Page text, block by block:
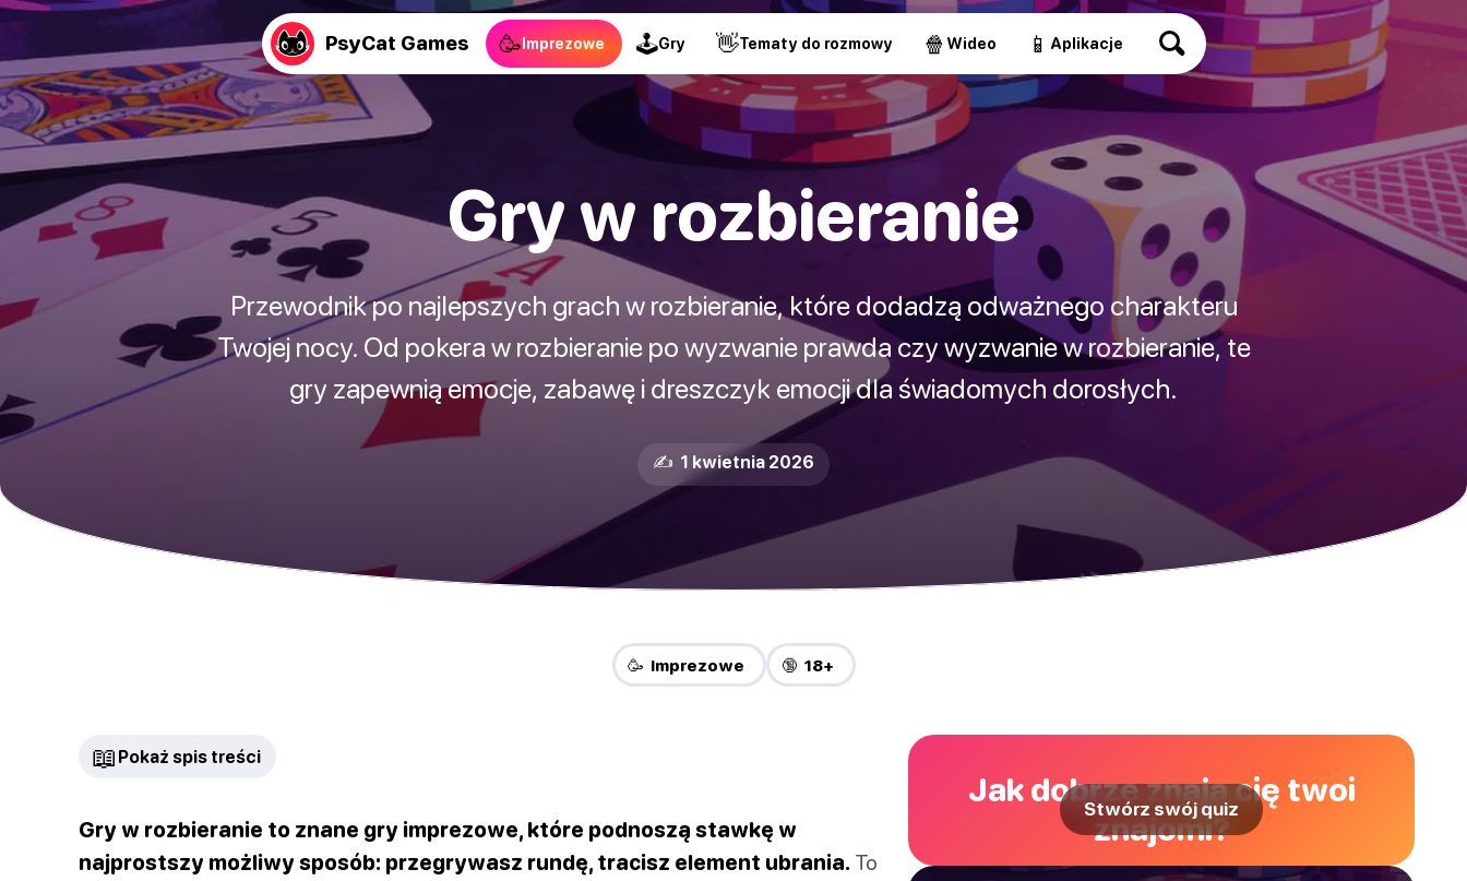
PsyCat Games 🥳Imprezowe 🕹Gry 👋Tematy do rozmowy 🍿 Wideo 📱 Aplikacje
Gry w rozbieranie
Przewodnik po najlepszych grach w rozbieranie, które dodadzą odważnego charakteru
Twojej nocy. Od pokera w rozbieranie po wyzwanie prawda czy wyzwanie w rozbieranie, te
gry zapewnią emocje, zabawę i dreszczyk emocji dla świadomych dorosłych.
✍️ 1 kwietnia 2026
🥳 Imprezowe 🔞 18+
📖 Pokaż spis treści
Gry w rozbieranie to znane gry imprezowe, które podnoszą stawkę w
najprostszy możliwy sposób: przegrywasz rundę, tracisz element ubrania. To
Jak dobrze znają cię twoi
znajomi?
Stwórz swój quiz